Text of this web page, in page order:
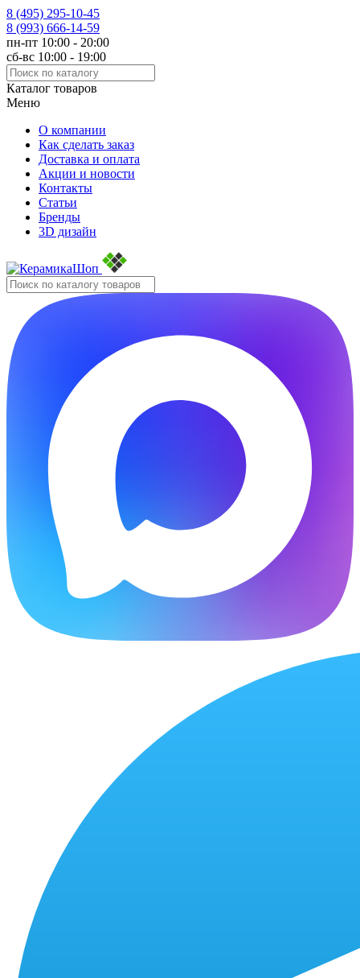
8 (495) 295-10-45
8 (993) 666-14-59
пн-пт 10:00 - 20:00
сб-вс 10:00 - 19:00
Каталог товаров
Меню
О компании
Как сделать заказ
Доставка и оплата
Акции и новости
Контакты
Статьи
Бренды
3D дизайн